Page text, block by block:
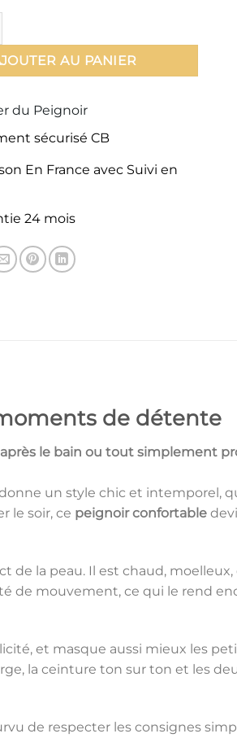
Noir
AU PANIER
du Peignoir
sécurisé CB
En France avec Suivi en
24 mois
de détente
le bain ou tout simplement
un style chic et intemporel,
le soir, ce peignoir confortable
de la peau. Il est chaud,
de mouvement, ce qui le rend
et masque aussi mieux les
la ceinture ton sur ton et les
de respecter les consignes